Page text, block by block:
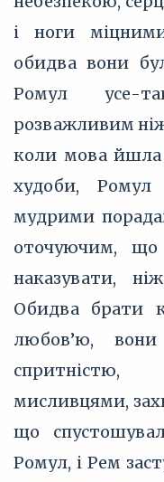
і ноги
обидва вони
Ромул усе-
розважливим
коли мова
худоби,
мудрими
оточуючим,
наказувати,
Обидва брати
любов’ю,
мисливцями,
що
Ромул, і Рем